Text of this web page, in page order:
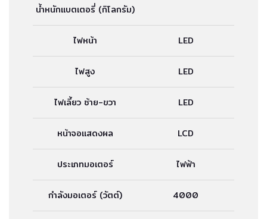
น้ำหนักแบตเตอรี่ (กิโลกรัม)
ไฟหน้า LED
ไฟสูง LED
ไฟเลี้ยว ซ้าย-ขวา LED
หน้าจอแสดงผล LCD
ประเภทมอเตอร์ ไฟฟ้า
กำลังมอเตอร์ (วัตต์) 4000